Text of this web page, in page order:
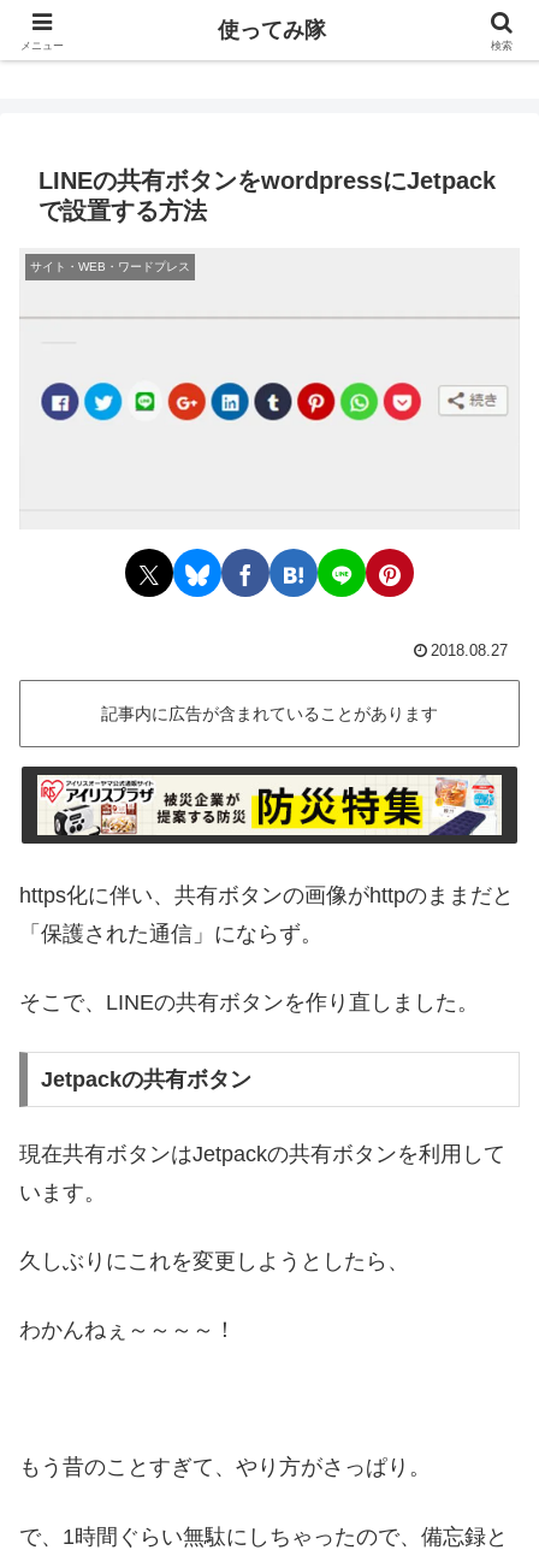
使ってみ隊
LINEの共有ボタンをwordpressにJetpack
で設置する方法
サイト・WEB・ワードプレス
2018.08.27
記事内に広告が含まれていることがあります
https化に伴い、共有ボタンの画像がhttpのままだと
「保護された通信」にならず。
そこで、LINEの共有ボタンを作り直しました。
Jetpackの共有ボタン
現在共有ボタンはJetpackの共有ボタンを利用して
います。
久しぶりにこれを変更しようとしたら、
わかんねぇ～～～～！
もう昔のことすぎて、やり方がさっぱり。
で、1時間ぐらい無駄にしちゃったので、備忘録と
メニュー
使ってみ隊
検索